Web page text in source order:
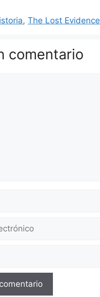
,The Lost Evidence
comentario